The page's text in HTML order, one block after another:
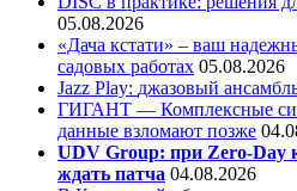
05.08.2026
«Дача кстати» – ваш
садовых работах 05.08.2026
Jazz Play: джазовый
ГИГАНТ — Комплексные
данные взломают позже
UDV Group: при Zero-Day
ждать патча 04.08.2026